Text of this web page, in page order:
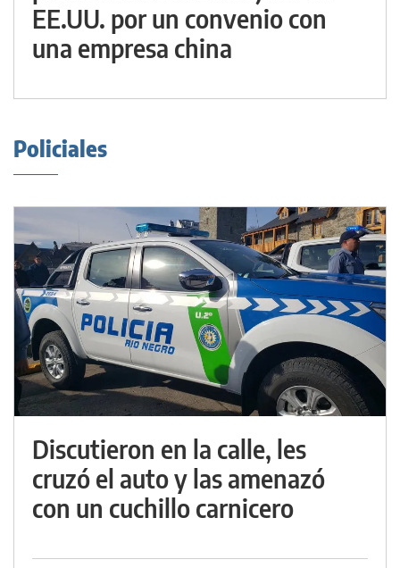
EE.UU. por un convenio con
una empresa china
Policiales
Discutieron en la calle, les
cruzó el auto y las amenazó
con un cuchillo carnicero